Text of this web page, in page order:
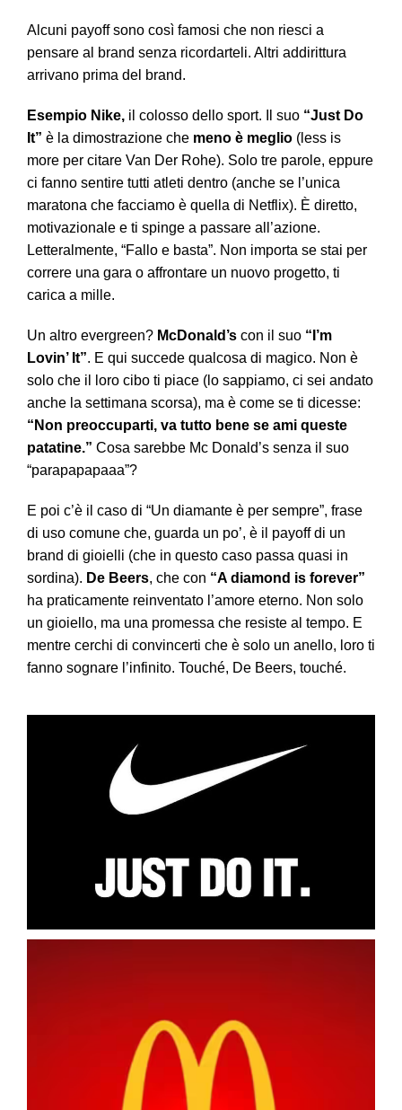
Alcuni payoff sono così famosi che non riesci a
pensare al brand senza ricordarteli. Altri addirittura
arrivano prima del brand.
Esempio Nike, il colosso dello sport. Il suo “Just Do
It” è la dimostrazione che meno è meglio (less is
more per citare Van Der Rohe). Solo tre parole, eppure
ci fanno sentire tutti atleti dentro (anche se l’unica
maratona che facciamo è quella di Netflix). È diretto,
motivazionale e ti spinge a passare all’azione.
Letteralmente, “Fallo e basta”. Non importa se stai per
correre una gara o affrontare un nuovo progetto, ti
carica a mille.
Un altro evergreen? McDonald’s con il suo “I’m
Lovin’ It”. E qui succede qualcosa di magico. Non è
solo che il loro cibo ti piace (lo sappiamo, ci sei andato
anche la settimana scorsa), ma è come se ti dicesse:
“Non preoccuparti, va tutto bene se ami queste
patatine.” Cosa sarebbe Mc Donald’s senza il suo
“parapapapaaa”?
E poi c’è il caso di “Un diamante è per sempre”, frase
di uso comune che, guarda un po’, è il payoff di un
brand di gioielli (che in questo caso passa quasi in
sordina). De Beers, che con “A diamond is forever”
ha praticamente reinventato l’amore eterno. Non solo
un gioiello, ma una promessa che resiste al tempo. E
mentre cerchi di convincerti che è solo un anello, loro ti
fanno sognare l’infinito. Touché, De Beers, touché.